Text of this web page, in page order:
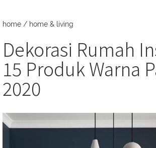
home / home & living
Dekorasi Rumah
15 Produk Warna
2020